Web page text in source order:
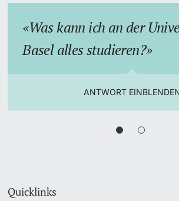
Was kann ich an der
Basel alles studieren?
ANTWORT
Quicklinks